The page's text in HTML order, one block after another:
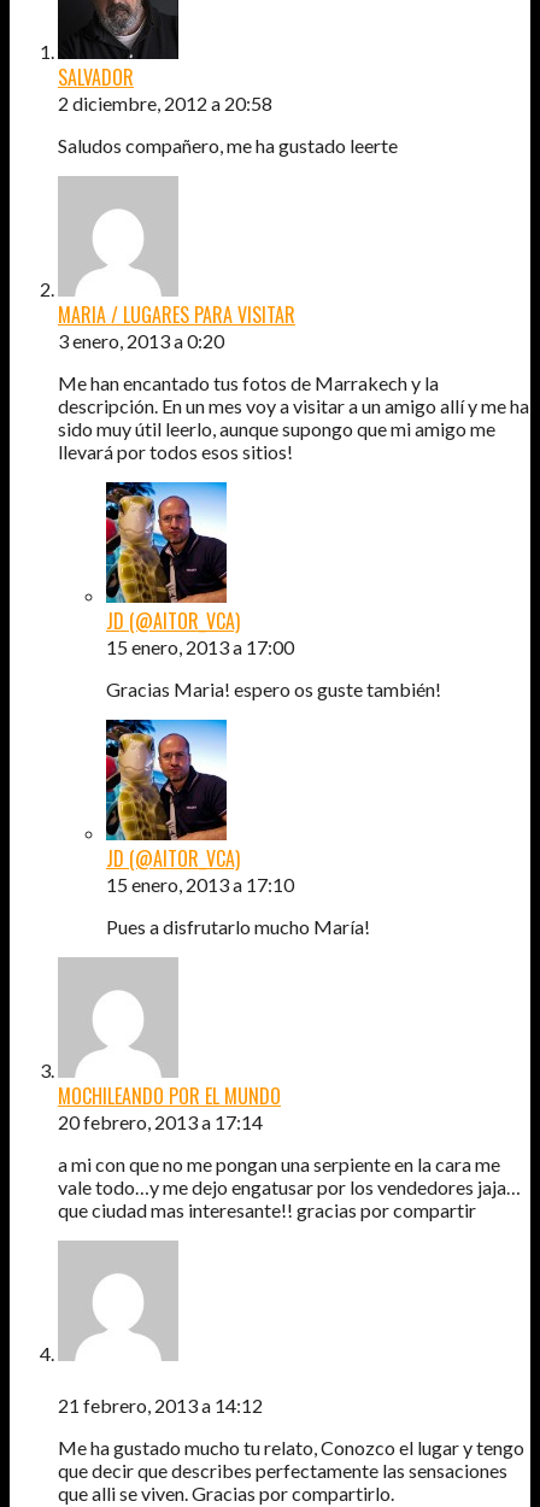
SALVADOR
2 diciembre, 2012 a 20:58
Saludos compañero, me ha gustado leerte
MARIA / LUGARES PARA VISITAR
3 enero, 2013 a 0:20
Me han encantado tus fotos de Marrakech y la
descripción. En un mes voy a visitar a un amigo allí y me ha
sido muy útil leerlo, aunque supongo que mi amigo me
llevará por todos esos sitios!
JD (@AITOR_VCA)
15 enero, 2013 a 17:00
Gracias Maria! espero os guste también!
JD (@AITOR_VCA)
15 enero, 2013 a 17:10
Pues a disfrutarlo mucho María!
MOCHILEANDO POR EL MUNDO
20 febrero, 2013 a 17:14
a mi con que no me pongan una serpiente en la cara me
vale todo…y me dejo engatusar por los vendedores jaja…
que ciudad mas interesante!! gracias por compartir
21 febrero, 2013 a 14:12
Me ha gustado mucho tu relato, Conozco el lugar y tengo
que decir que describes perfectamente las sensaciones
que alli se viven. Gracias por compartirlo.